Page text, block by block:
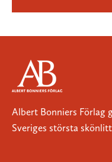
Albert Bonniers Förlag
Sveriges största